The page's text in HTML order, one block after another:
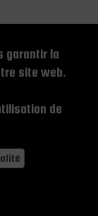
garantir la
site web.
de